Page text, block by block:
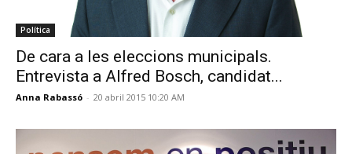
Política
De cara a les eleccions municipals.
Entrevista a Alfred Bosch, candidat...
Anna Rabassó - 20 abril 2015 10:20 AM